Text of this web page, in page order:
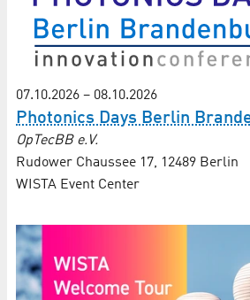
07.10.2026 – 08.10.2026
Photonics Days Berlin
OpTecBB e.V.
Rudower Chaussee 17, 12489 Berlin
WISTA Event Center